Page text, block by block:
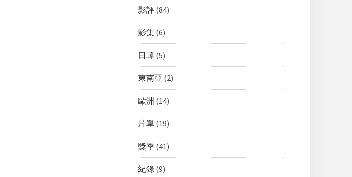
影評 (84)
影集 (6)
日韓 (5)
東南亞 (2)
歐洲 (14)
片單 (19)
獎季 (41)
紀錄 (9)